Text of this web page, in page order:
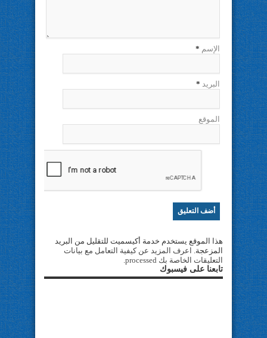
الإسم *
البريد *
الموقع
هذا الموقع يستخدم خدمة أكيسميت للتقليل من البريد
المزعجة. اعرف المزيد عن كيفية التعامل مع بيانات
التعليقات الخاصة بك processed
تابعنا على فيسبوك